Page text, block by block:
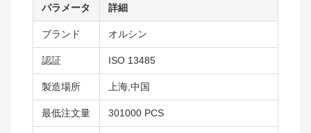
パラメータ 詳細
ブランド オルシン
認証 ISO 13485
製造場所 上海,中国
最低注文量 301000 PCS